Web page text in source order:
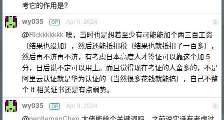
考它的作用是?
3
wy035 OP Apr 9, 2024
@Rickkkkkkk 唉，当时也是想着至少有可能能加个两三百工资
（结果也没加），然后还能抵扣税（结果也就抵扣了一百多），
然后再不济再不济，有考虑日本高度人才签证可以靠这个加 5
分，日后说不定可以用上。而且觉得现在考证的人蛮多的，不是
阿里云认证就是华为认证的（当然很多花钱就能搞），自己不整
个 it 相关证书还是有点弱势。
4
wy035 OP Apr 9, 2024